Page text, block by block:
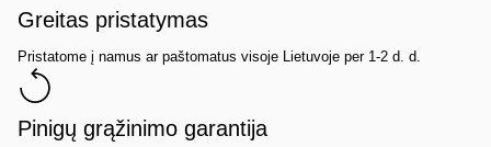
Greitas pristatymas
Pristatome į namus ar paštomatus visoje Lietuvoje per 1-2 d. d.
Pinigų grąžinimo garantija